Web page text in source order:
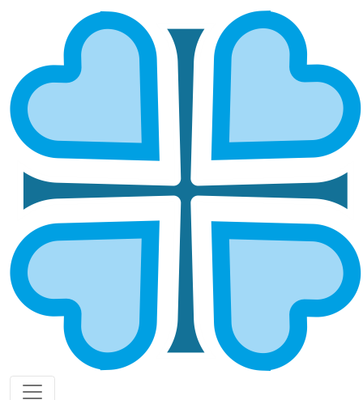
НИЖЕГОРОДСКАЯ ЕПАРХИЯ
ОРГАНИЗОВАЛА ДВЕ МАСШТАБНЫЕ
ПРОДУКТОВЫЕ ПОСТАВКИ ДЛЯ
МНОГОДЕТНЫХ, ПЕНСИОНЕРОВ И
ИНВАЛИДОВ
ГЛАВНАЯ
НИЖЕГОРОДСКАЯ ЕПАРХИЯ ОРГАНИЗОВАЛА ДВЕ
МАСШТАБНЫЕ ПРОДУКТОВЫЕ ПОСТАВКИ ДЛЯ МНОГОДЕТНЫХ,
ПЕНСИОНЕРОВ И ИНВАЛИДОВ